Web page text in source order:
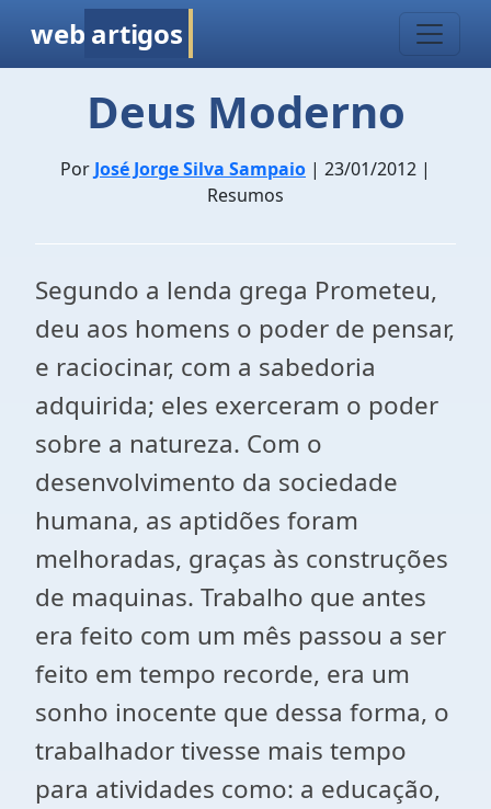
web artigos
Deus Moderno
Por José Jorge Silva Sampaio | 23/01/2012 |
Resumos
Segundo a lenda grega Prometeu,
deu aos homens o poder de pensar,
e raciocinar, com a sabedoria
adquirida; eles exerceram o poder
sobre a natureza. Com o
desenvolvimento da sociedade
humana, as aptidões foram
melhoradas, graças às construções
de maquinas. Trabalho que antes
era feito com um mês passou a ser
feito em tempo recorde, era um
sonho inocente que dessa forma, o
trabalhador tivesse mais tempo
para atividades como: a educação,